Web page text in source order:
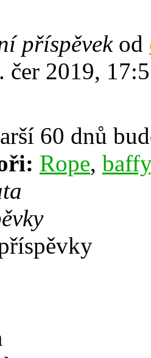
příspěvekod
čer 2019,
60 dnů
Rope, baffy